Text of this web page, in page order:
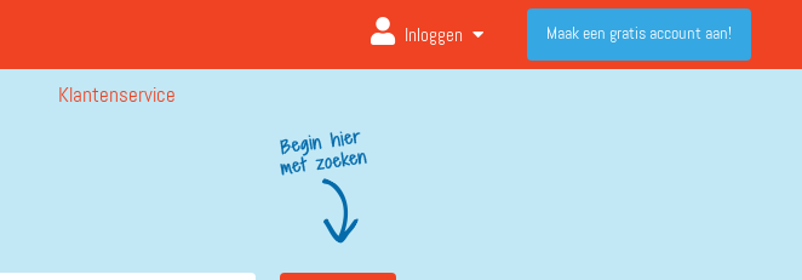
Inloggen Maak een gratis account aan!
Klantenservice